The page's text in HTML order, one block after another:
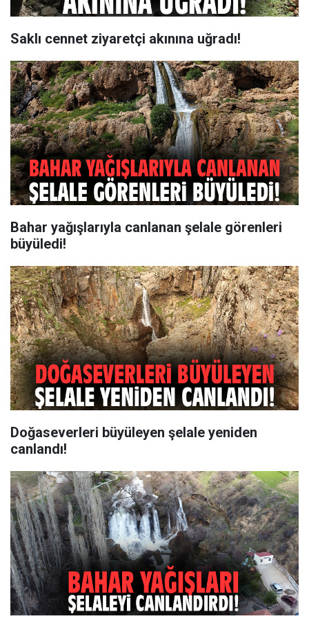
Saklı cennet ziyaretçi akınına uğradı!
Bahar yağışlarıyla canlanan şelale görenleri
büyüledi!
Doğaseverleri büyüleyen şelale yeniden
canlandı!